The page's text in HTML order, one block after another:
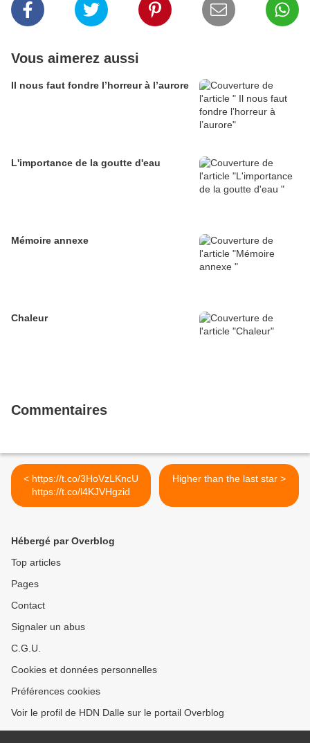
Vous aimerez aussi
Il nous faut fondre l’horreur à l’aurore
L'importance de la goutte d'eau
Mémoire annexe
Chaleur
Commentaires
< https://t.co/3HoVzLKncU
https://t.co/l4KJVHgzid
Higher than the last star >
Hébergé par Overblog
Top articles
Pages
Contact
Signaler un abus
C.G.U.
Cookies et données personnelles
Préférences cookies
Voir le profil de HDN Dalle sur le portail Overblog